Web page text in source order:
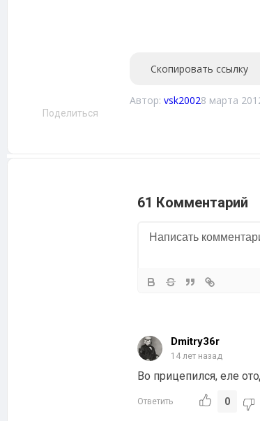
Поделиться
Скопировать ссылку
Автор: vsk20028 марта
61 Комментарий
Dmitry36r
14 лет назад
Во прицепился, еле
Ответить 0